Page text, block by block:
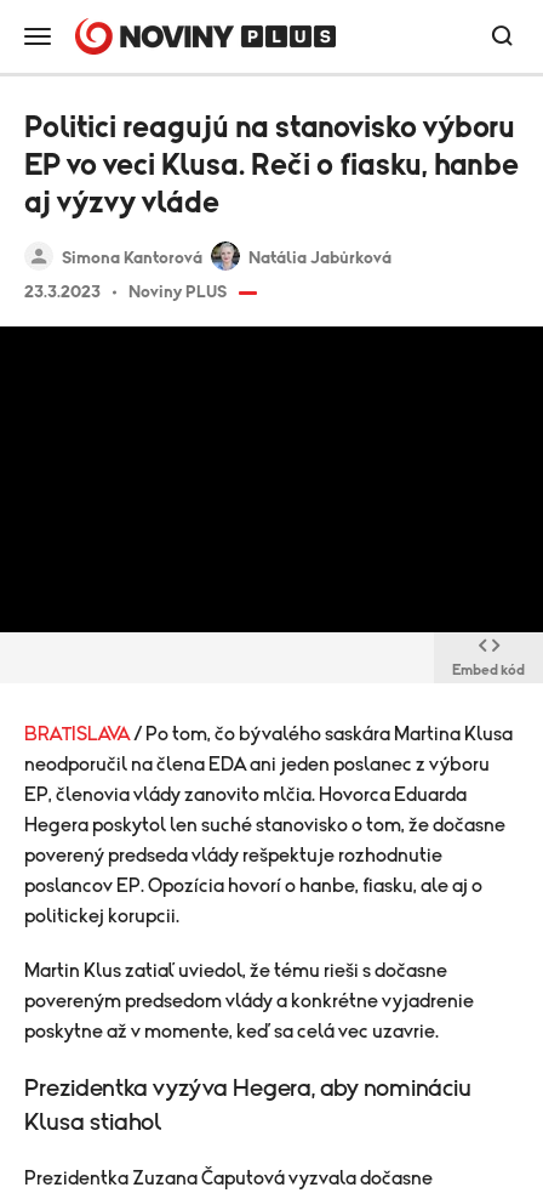
Simona Kantorová
Natália Jabůrková
23.3.2023
Noviny PLUS
Politici reagujú na stanovisko výboru
EP vo veci Klusa. Reči o fiasku, hanbe
aj výzvy vláde
Embed kód
BRATISLAVA / Po tom, čo bývalého saskára Martina Klusa
neodporučil na člena EDA ani jeden poslanec z výboru
EP, členovia vlády zanovito mlčia. Hovorca Eduarda
Hegera poskytol len suché stanovisko o tom, že dočasne
poverený predseda vlády rešpektuje rozhodnutie
poslancov EP. Opozícia hovorí o hanbe, fiasku, ale aj o
politickej korupcii.
Martin Klus zatiaľ uviedol, že tému rieši s dočasne
povereným predsedom vlády a konkrétne vyjadrenie
poskytne až v momente, keď sa celá vec uzavrie.
Prezidentka vyzýva Hegera, aby nomináciu
Klusa stiahol
Prezidentka Zuzana Čaputová vyzvala dočasne